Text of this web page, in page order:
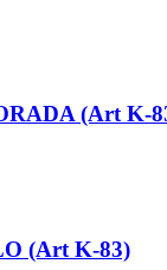
(Art K-
(Art K-83)